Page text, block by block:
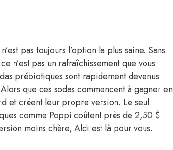
pas toujours l’option la plus saine. Sans
n’est pas un rafraîchissement que vous
prébiotiques sont rapidement devenus
que ces sodas commencent à gagner en
et créent leur propre version. Le seul
comme Poppi coûtent près de 2,50 $
moins chère, Aldi est là pour vous.